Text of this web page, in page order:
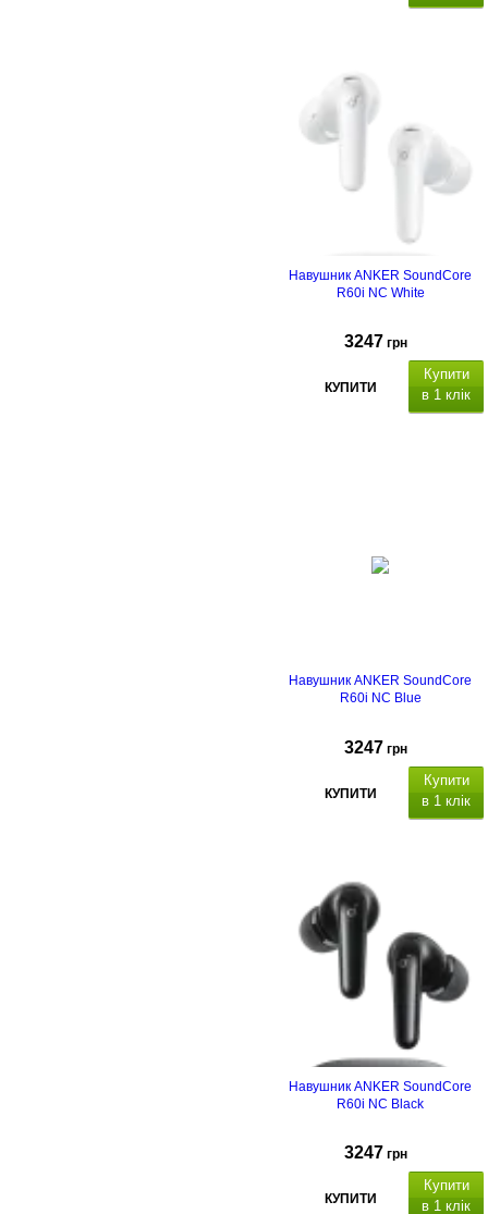
Навушник ANKER SoundСore
R60i NC White
3247 грн
КУПИТИ
Купити
в 1 клік
Навушник ANKER SoundСore
R60i NC Blue
3247 грн
КУПИТИ
Купити
в 1 клік
Навушник ANKER SoundСore
R60i NC Black
3247 грн
КУПИТИ
Купити
в 1 клік